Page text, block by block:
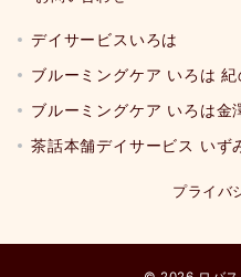
デイサービスいろは
ブルーミングケア いろは 紀
ブルーミングケア いろは金
茶話本舗デイサービス いず
プライバ